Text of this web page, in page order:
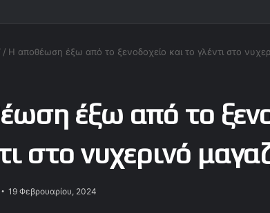
/ Η αποθέωση έξω από το ξενοδοχείο και το γλέντι στο
έξω από το
στο νυχερινό
19 Φεβρουαρίου, 2024